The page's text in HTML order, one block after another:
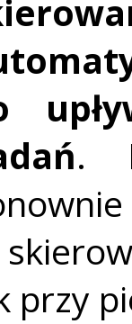
.
przy